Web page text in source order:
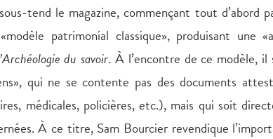
tend le magazine, commençant tout d’abord
patrimonial classique», produisant une
du savoir. À l’encontre de ce modèle, il
qui ne se contente pas des documents
médicales, policières, etc.), mais qui soit
À ce titre, Sam Bourcier revendique